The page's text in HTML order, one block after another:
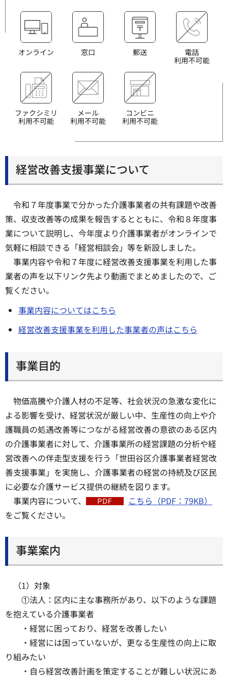
オンライン 窓口 郵送
電話
利用不可能
ファクシミリ
利用不可能
メール
利用不可能
コンビニ
利用不可能
経営改善支援事業について
令和７年度事業で分かった介護事業者の共有課題や改善
策、収支改善等の成果を報告するとともに、令和８年度事
業について説明し、今年度より介護事業者がオンラインで
気軽に相談できる「経営相談会」等を新設しました。
事業内容や令和７年度に経営改善支援事業を利用した事
業者の声を以下リンク先より動画でまとめましたので、ご
覧ください。
事業内容についてはこちら
経営改善支援事業を利用した事業者の声はこちら
事業目的
物価高騰や介護人材の不足等、社会状況の急激な変化に
よる影響を受け、経営状況が厳しい中、生産性の向上や介
護職員の処遇改善等につながる経営改善の意欲のある区内
の介護事業者に対して、介護事業所の経営課題の分析や経
営改善への伴走型支援を行う「世田谷区介護事業者経営改
善支援事業」を実施し、介護事業者の経営の持続及び区民
に必要な介護サービス提供の継続を図ります。
事業内容について、
こちら（PDF：79KB）
をご覧ください。
事業案内
（1）対象
①法人：区内に主な事務所があり、以下のような課題
を抱えている介護事業者
・経営に困っており、経営を改善したい
・経営には困っていないが、更なる生産性の向上に取
り組みたい
・自ら経営改善計画を策定することが難しい状況にあ